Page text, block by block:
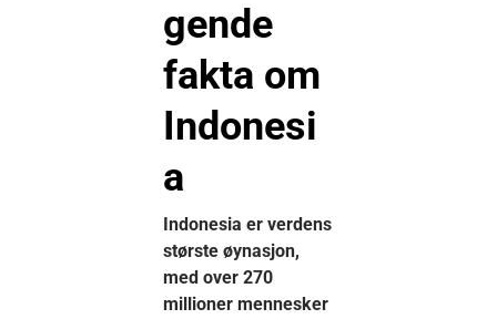
gende
fakta om
Indonesi
a
Indonesia er verdens
største øynasjon,
med over 270
millioner mennesker